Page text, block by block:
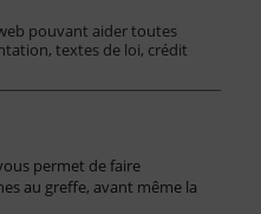
pouvant aider toutes
textes de loi, crédit
permet de faire
au greffe, avant même la